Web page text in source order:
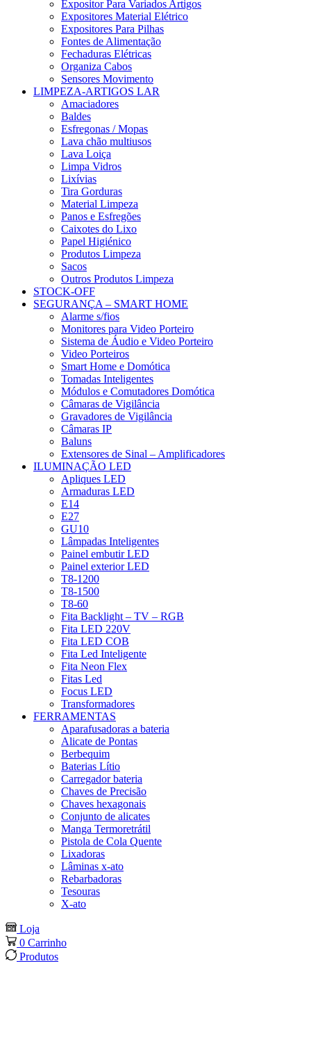
Expositor Para Variados Artigos
Expositores Material Elétrico
Expositores Para Pilhas
Fontes de Alimentação
Fechaduras Elétricas
Organiza Cabos
Sensores Movimento
LIMPEZA-ARTIGOS LAR
Amaciadores
Baldes
Esfregonas / Mopas
Lava chão multiusos
Lava Loiça
Limpa Vidros
Lixívias
Tira Gorduras
Material Limpeza
Panos e Esfregões
Caixotes do Lixo
Papel Higiénico
Produtos Limpeza
Sacos
Outros Produtos Limpeza
STOCK-OFF
SEGURANÇA – SMART HOME
Alarme s/fios
Monitores para Video Porteiro
Sistema de Áudio e Video Porteiro
Video Porteiros
Smart Home e Domótica
Tomadas Inteligentes
Módulos e Comutadores Domótica
Câmaras de Vigilância
Gravadores de Vigilância
Câmaras IP
Baluns
Extensores de Sinal – Amplificadores
ILUMINAÇÃO LED
Apliques LED
Armaduras LED
E14
E27
GU10
Lâmpadas Inteligentes
Painel embutir LED
Painel exterior LED
T8-1200
T8-1500
T8-60
Fita Backlight – TV – RGB
Fita LED 220V
Fita LED COB
Fita Led Inteligente
Fita Neon Flex
Fitas Led
Focus LED
Transformadores
FERRAMENTAS
Aparafusadoras a bateria
Alicate de Pontas
Berbequim
Baterias Lítio
Carregador bateria
Chaves de Precisão
Chaves hexagonais
Conjunto de alicates
Manga Termoretrátil
Pistola de Cola Quente
Lixadoras
Lâminas x-ato
Rebarbadoras
Tesouras
X-ato
Loja
0 Carrinho
Produtos